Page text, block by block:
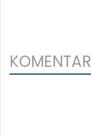
KOMENTAR